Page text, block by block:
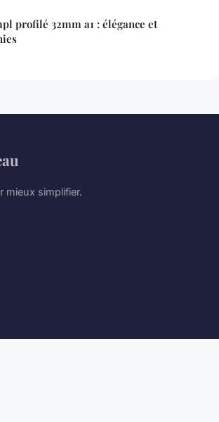
profilé 32mm a1 : élégance et
mieux simplifier.